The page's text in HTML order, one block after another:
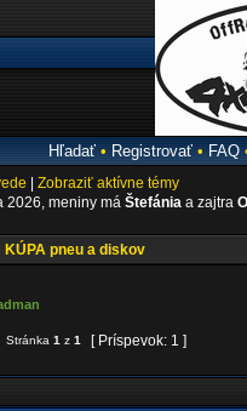
Hľadať• Registrovať• FAQ
Zobraziť aktívne témy
2026, meniny má Štefánia a zajtra
KÚPA pneu a diskov
Stránka 1 z 1 [ Príspevok: 1 ]